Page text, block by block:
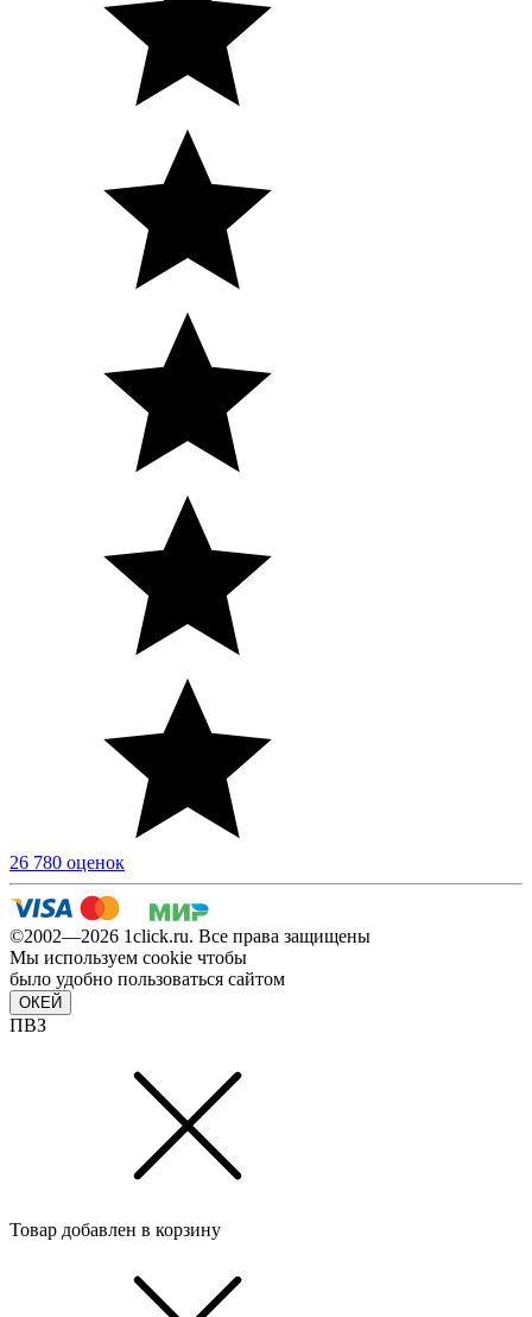
26 780 оценок
©2002—2026 1сlick.ru. Все права защищены
Мы используем cookie чтобы
было удобно пользоваться сайтом
ОКЕЙ
ПВЗ
Товар добавлен в корзину